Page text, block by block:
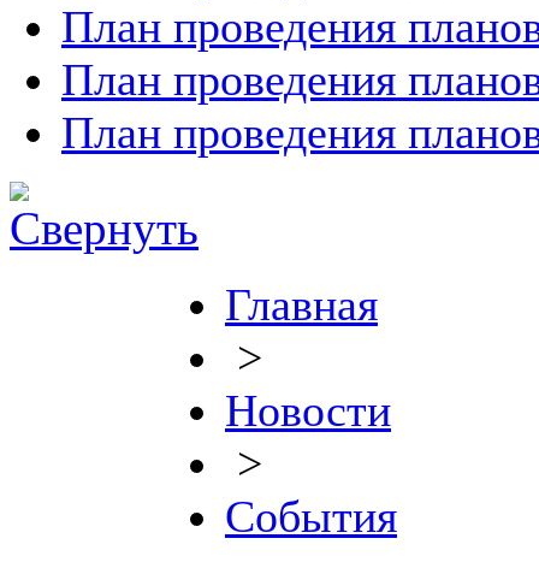
План проведения
План проведения
План проведения
Главная
>
Новости
>
События